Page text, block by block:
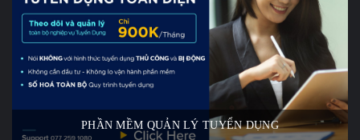
PHẦN MỀM QUẢN LÝ TUYỂN DỤNG